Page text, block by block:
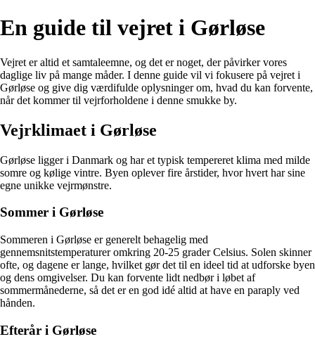
En guide til vejret i Gørløse
Vejret er altid et samtaleemne, og det er noget, der påvirker vores
daglige liv på mange måder. I denne guide vil vi fokusere på vejret i
Gørløse og give dig værdifulde oplysninger om, hvad du kan forvente,
når det kommer til vejrforholdene i denne smukke by.
Vejrklimaet i Gørløse
Gørløse ligger i Danmark og har et typisk tempereret klima med milde
somre og kølige vintre. Byen oplever fire årstider, hvor hvert har sine
egne unikke vejrmønstre.
Sommer i Gørløse
Sommeren i Gørløse er generelt behagelig med
gennemsnitstemperaturer omkring 20-25 grader Celsius. Solen skinner
ofte, og dagene er lange, hvilket gør det til en ideel tid at udforske byen
og dens omgivelser. Du kan forvente lidt nedbør i løbet af
sommermånederne, så det er en god idé altid at have en paraply ved
hånden.
Efterår i Gørløse